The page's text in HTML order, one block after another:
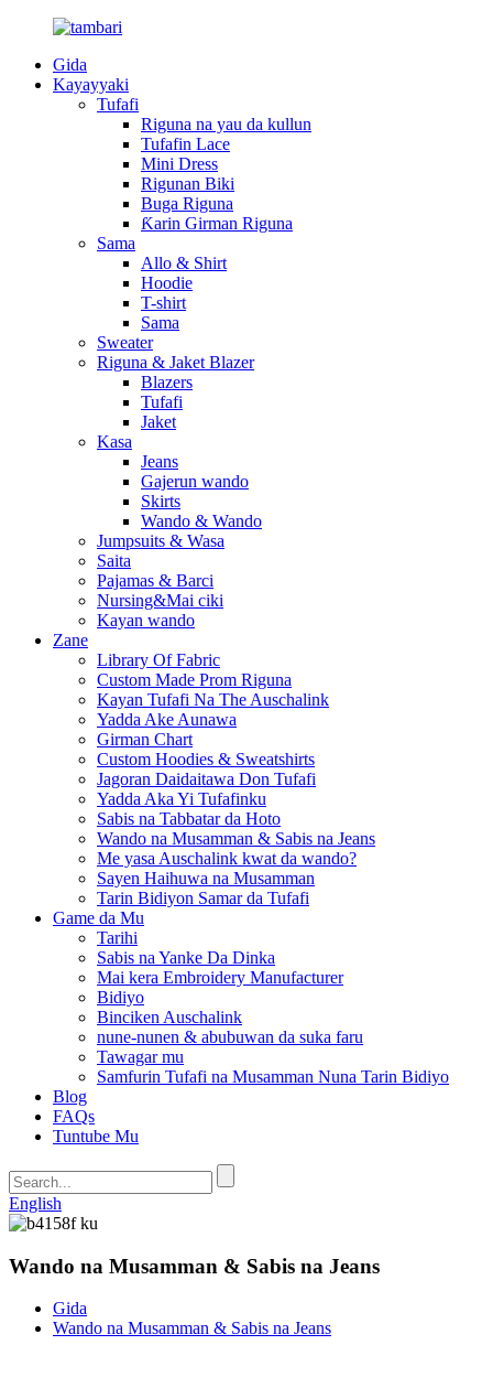
Gida
Kayayyaki
Tufafi
Riguna na yau da kullun
Tufafin Lace
Mini Dress
Rigunan Biki
Buga Riguna
Ƙarin Girman Riguna
Sama
Allo & Shirt
Hoodie
T-shirt
Sama
Sweater
Riguna & Jaket Blazer
Blazers
Tufafi
Jaket
Kasa
Jeans
Gajerun wando
Skirts
Wando & Wando
Jumpsuits & Wasa
Saita
Pajamas & Barci
Nursing&Mai ciki
Kayan wando
Zane
Library Of Fabric
Custom Made Prom Riguna
Kayan Tufafi Na The Auschalink
Yadda Ake Aunawa
Girman Chart
Custom Hoodies & Sweatshirts
Jagoran Daidaitawa Don Tufafi
Yadda Aka Yi Tufafinku
Sabis na Tabbatar da Hoto
Wando na Musamman & Sabis na Jeans
Me yasa Auschalink kwat da wando?
Sayen Haihuwa na Musamman
Tarin Bidiyon Samar da Tufafi
Game da Mu
Tarihi
Sabis na Yanke Da Dinka
Mai kera Embroidery Manufacturer
Bidiyo
Binciken Auschalink
nune-nunen & abubuwan da suka faru
Tawagar mu
Samfurin Tufafi na Musamman Nuna Tarin Bidiyo
Blog
FAQs
Tuntube Mu
English
Wando na Musamman & Sabis na Jeans
Gida
Wando na Musamman & Sabis na Jeans